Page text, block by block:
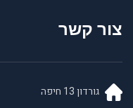
צור קשר
גורדון 13 חיפה